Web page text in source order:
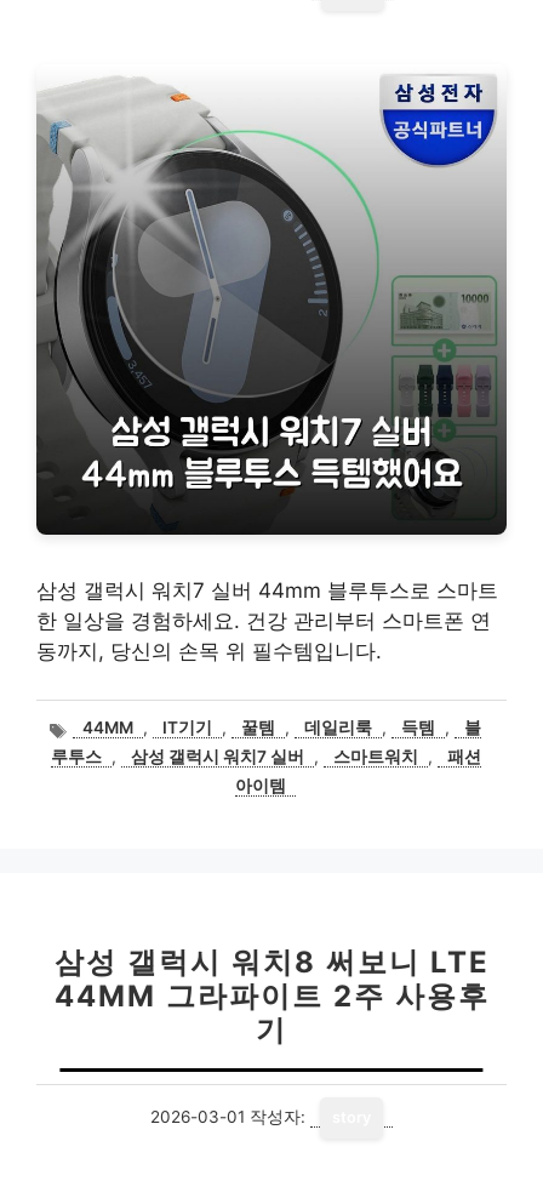
삼성 갤럭시 워치7 실버 44mm 블루투스로 스마트
한 일상을 경험하세요. 건강 관리부터 스마트폰 연
동까지, 당신의 손목 위 필수템입니다.
태
그
44MM , IT기기 , 꿀템 , 데일리룩 , 득템 ,
블
루투스 , 삼성 갤럭시 워치7 실버 , 스마트워치 ,
패션
아이템
삼성 갤럭시 워치8 써보니 LTE
44MM 그라파이트 2주 사용후
기
2026-03-01 작성자: